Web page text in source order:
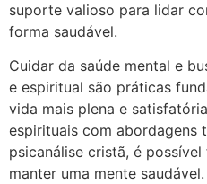
suporte valioso para lidar
forma saudável.
Cuidar da saúde mental e
e espiritual são práticas
vida mais plena e
espirituais com abordagens
psicanálise cristã, é
manter uma mente